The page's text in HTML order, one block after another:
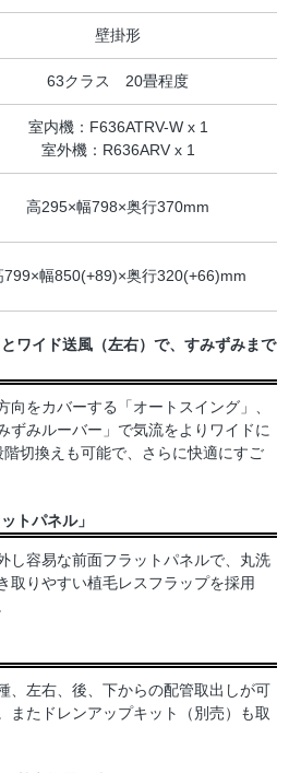
壁掛形
63クラス 20畳程度
室内機：F636ATRV-W x 1
室外機：R636ARV x 1
高295×幅798×奥行370mm
799×幅850(+89)×奥行320(+66)mm
ワイド送風（左右）で、すみずみまで
向をカバーする「オートスイング」、
ずみルーバー」で気流をよりワイドに
切換えも可能で、さらに快適にすご
トパネル」
し容易な前面フラットパネルで、丸洗
取りやすい植毛レスフラップを採用
、左右、後、下からの配管取出しが可
またドレンアップキット（別売）も取